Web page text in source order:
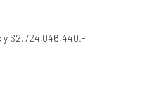
y $2,724,046,440.-